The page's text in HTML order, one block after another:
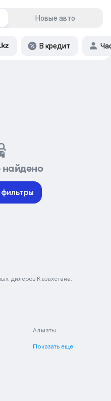
Новые авто
В кредит
найдено
дилеров Казахстана.
Алматы
Показать еще